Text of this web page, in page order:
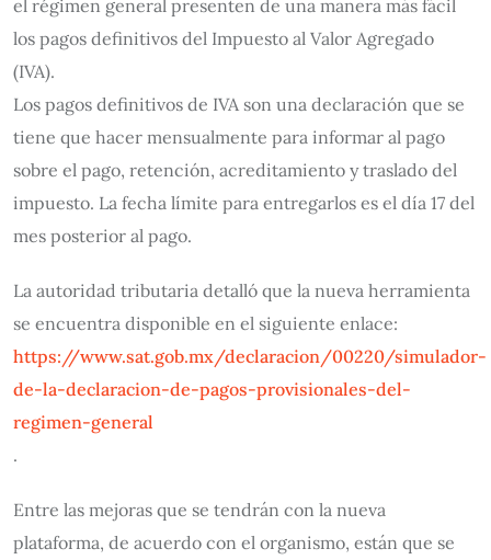
el régimen general presenten de una manera más fácil
los pagos definitivos del Impuesto al Valor Agregado
(IVA).
Los pagos definitivos de IVA son una declaración que se
tiene que hacer mensualmente para informar al pago
sobre el pago, retención, acreditamiento y traslado del
impuesto. La fecha límite para entregarlos es el día 17 del
mes posterior al pago.
La autoridad tributaria detalló que la nueva herramienta
se encuentra disponible en el siguiente enlace:
https://www.sat.gob.mx/declaracion/00220/simulador-
de-la-declaracion-de-pagos-provisionales-del-
regimen-general
.
Entre las mejoras que se tendrán con la nueva
plataforma, de acuerdo con el organismo, están que se